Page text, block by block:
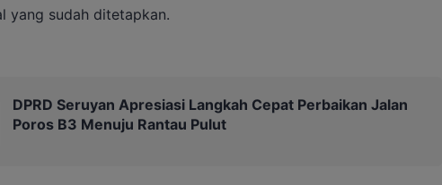
yang sudah ditetapkan.
DPRD Seruyan Apresiasi Langkah Cepat Perbaikan Jalan
Poros B3 Menuju Rantau Pulut